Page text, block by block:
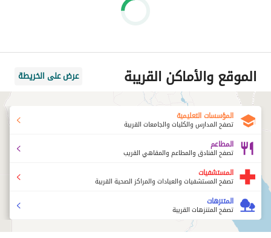
الموقع والأماكن القريبة عرض على الخريطة
المؤسسات التعليمية
تصفح المدارس والكليات والجامعات القريبة
المطاعم
تصفح الفنادق والمطاعم والمقاهي القريب
المستشفيات
تصفح المستشفيات والعيادات والمراكز الصحية القريبة
المتنزهات
تصفح المتنزهات القريبة